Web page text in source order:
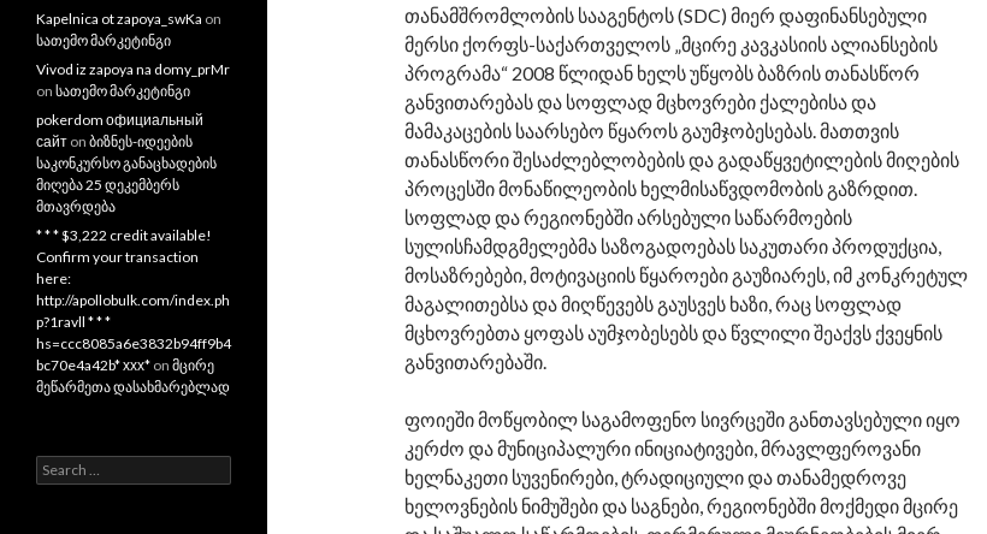
თანამშრომლობის სააგენტოს (SDC) მიერ დაფინანსებული
მერსი ქორფს-საქართველოს „მცირე კავკასიის ალიანსების
პროგრამა“ 2008 წლიდან ხელს უწყობს ბაზრის თანასწორ
განვითარებას და სოფლად მცხოვრები ქალებისა და
მამაკაცების საარსებო წყაროს გაუმჯობესებას. მათთვის
თანასწორი შესაძლებლობების და გადაწყვეტილების მიღების
პროცესში მონაწილეობის ხელმისაწვდომობის გაზრდით.
სოფლად და რეგიონებში არსებული საწარმოების
სულისჩამდგმელებმა საზოგადოებას საკუთარი პროდუქცია,
მოსაზრებები, მოტივაციის წყაროები გაუზიარეს, იმ კონკრეტულ
მაგალითებსა და მიღწევებს გაუსვეს ხაზი, რაც სოფლად
მცხოვრებთა ყოფას აუმჯობესებს და წვლილი შეაქვს ქვეყნის
განვითარებაში.
ფოიეში მოწყობილ საგამოფენო სივრცეში განთავსებული იყო
კერძო და მუნიციპალური ინიციატივები, მრავლფეროვანი
ხელნაკეთი სუვენირები, ტრადიციული და თანამედროვე
ხელოვნების ნიმუშები და საგნები, რეგიონებში მოქმედი მცირე
Kapelnica ot zapoya_swKa on
სათემო მარკეტინგი
Vivod iz zapoya na domy_prMr
on სათემო მარკეტინგი
pokerdom официальный
сайт on ბიზნეს-იდეების
საკონკურსო განაცხადების
მიღება 25 დეკემბერს
მთავრდება
* * * $3,222 credit available!
Confirm your transaction
here:
http://apollobulk.com/index.ph
p?1ravll * * *
hs=ccc8085a6e3832b94ff9b4
bc70e4a42b* ххх* on მცირე
მეწარმეთა დასახმარებლად
e